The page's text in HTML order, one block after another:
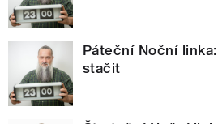
Páteční Noční
stačit